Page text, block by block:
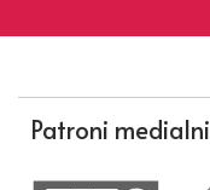
Patroni medialni